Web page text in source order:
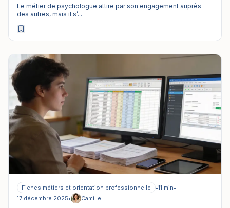
Le métier de psychologue attire par son engagement auprès
des autres, mais il s’...
Fiches métiers et orientation professionnelle •11 min•
17 décembre 2025• Camille